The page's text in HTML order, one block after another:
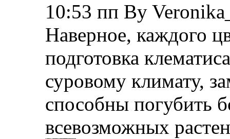
10:53 пп By
Наверное, каждого
подготовка
суровому климату,
способны погубить
всевозможных